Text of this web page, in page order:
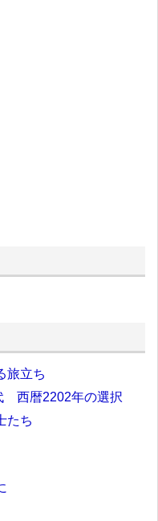
旅立ち
西暦2202年の選択
たち